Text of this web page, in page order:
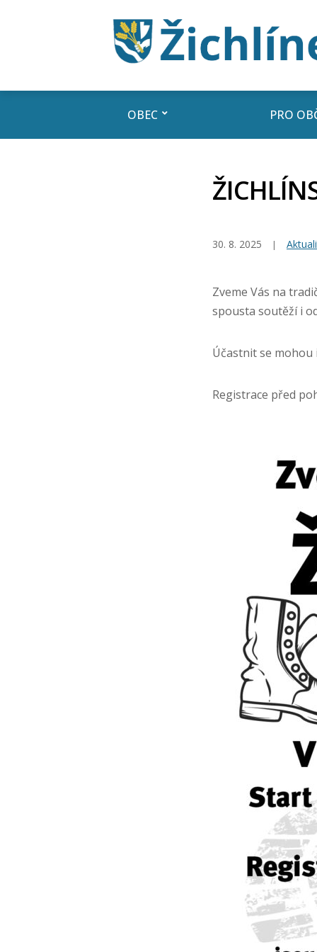
OBEC PRO
30. 8. 2025
Zveme Vás na
spousta soutěží i
Účastnit se mohou
Registrace před